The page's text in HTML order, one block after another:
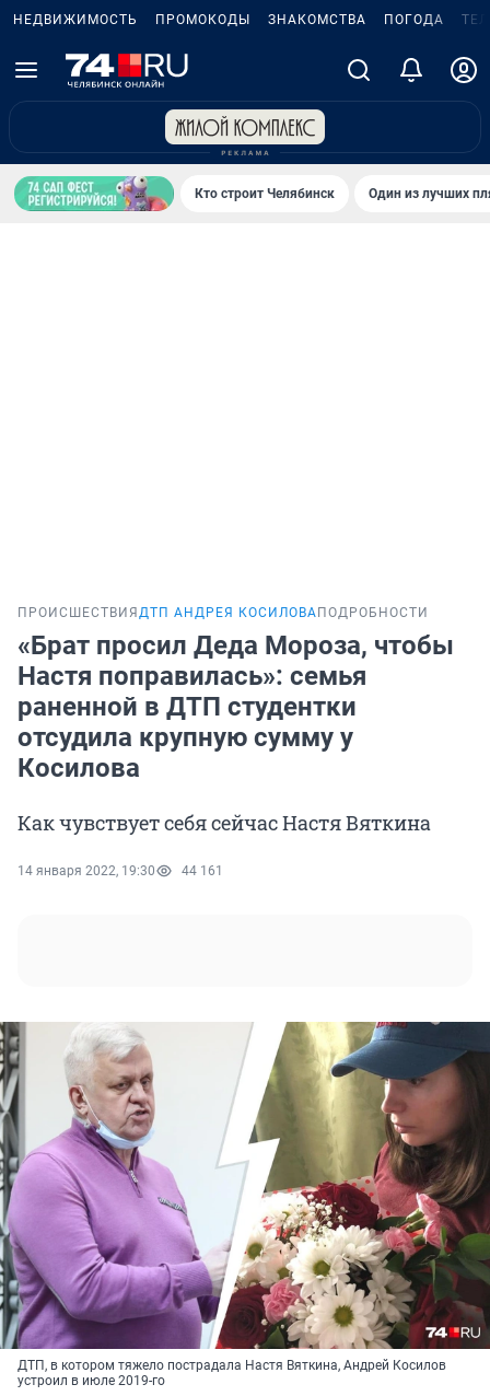
НЕДВИЖИМОСТЬ ПРОМОКОДЫ ЗНАКОМСТВА ПОГОДА
Кто строит Челябинск Один из лучших
ПРОИСШЕСТВИЯ ДТП АНДРЕЯ КОСИЛОВА ПОДРОБНОСТИ
«Брат просил Деда Мороза, чтобы
Настя поправилась»: семья
раненной в ДТП студентки
отсудила крупную сумму у
Косилова
Как чувствует себя сейчас Настя Вяткина
14 января 2022, 19:30 44 161
ДТП, в котором тяжело пострадала Настя Вяткина, Андрей Косилов
устроил в июле 2019-го